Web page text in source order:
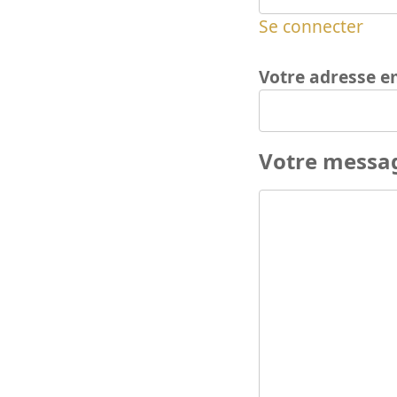
Se connecter
Votre adresse
Votre